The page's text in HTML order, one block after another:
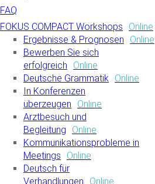
FAQ
FOKUS COMPACT Workshops
Online
Ergebnisse & Prognosen
Online
Bewerben Sie sich
erfolgreich
Online
Deutsche Grammatik Online
In Konferenzen
überzeugen
Online
Arztbesuch und
Begleitung
Online
Kommunikationsprobleme in
Meetings
Online
Deutsch für
Verhandlungen
Online